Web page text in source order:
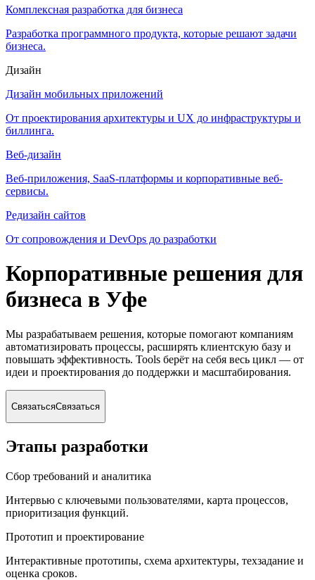
Комплексная разработка для бизнеса
Разработка программного продукта, которые решают задачи
бизнеса.
Дизайн
Дизайн мобильных приложений
От проектирования архитектуры и UX до инфраструктуры и
биллинга.
Веб-дизайн
Веб-приложения, SaaS-платформы и корпоративные веб-
сервисы.
Редизайн сайтов
От сопровождения и DevOps до разработки
Корпоративные решения для
бизнеса в Уфе
Мы разрабатываем решения, которые помогают компаниям
автоматизировать процессы, расширять клиентскую базу и
повышать эффективность. Tools берёт на себя весь цикл — от
идеи и проектирования до поддержки и масштабирования.
СвязатьсяСвязаться
Этапы разработки
Сбор требований и аналитика
Интервью с ключевыми пользователями, карта процессов,
приоритизация функций.
Прототип и проектирование
Интерактивные прототипы, схема архитектуры, техзадание и
оценка сроков.